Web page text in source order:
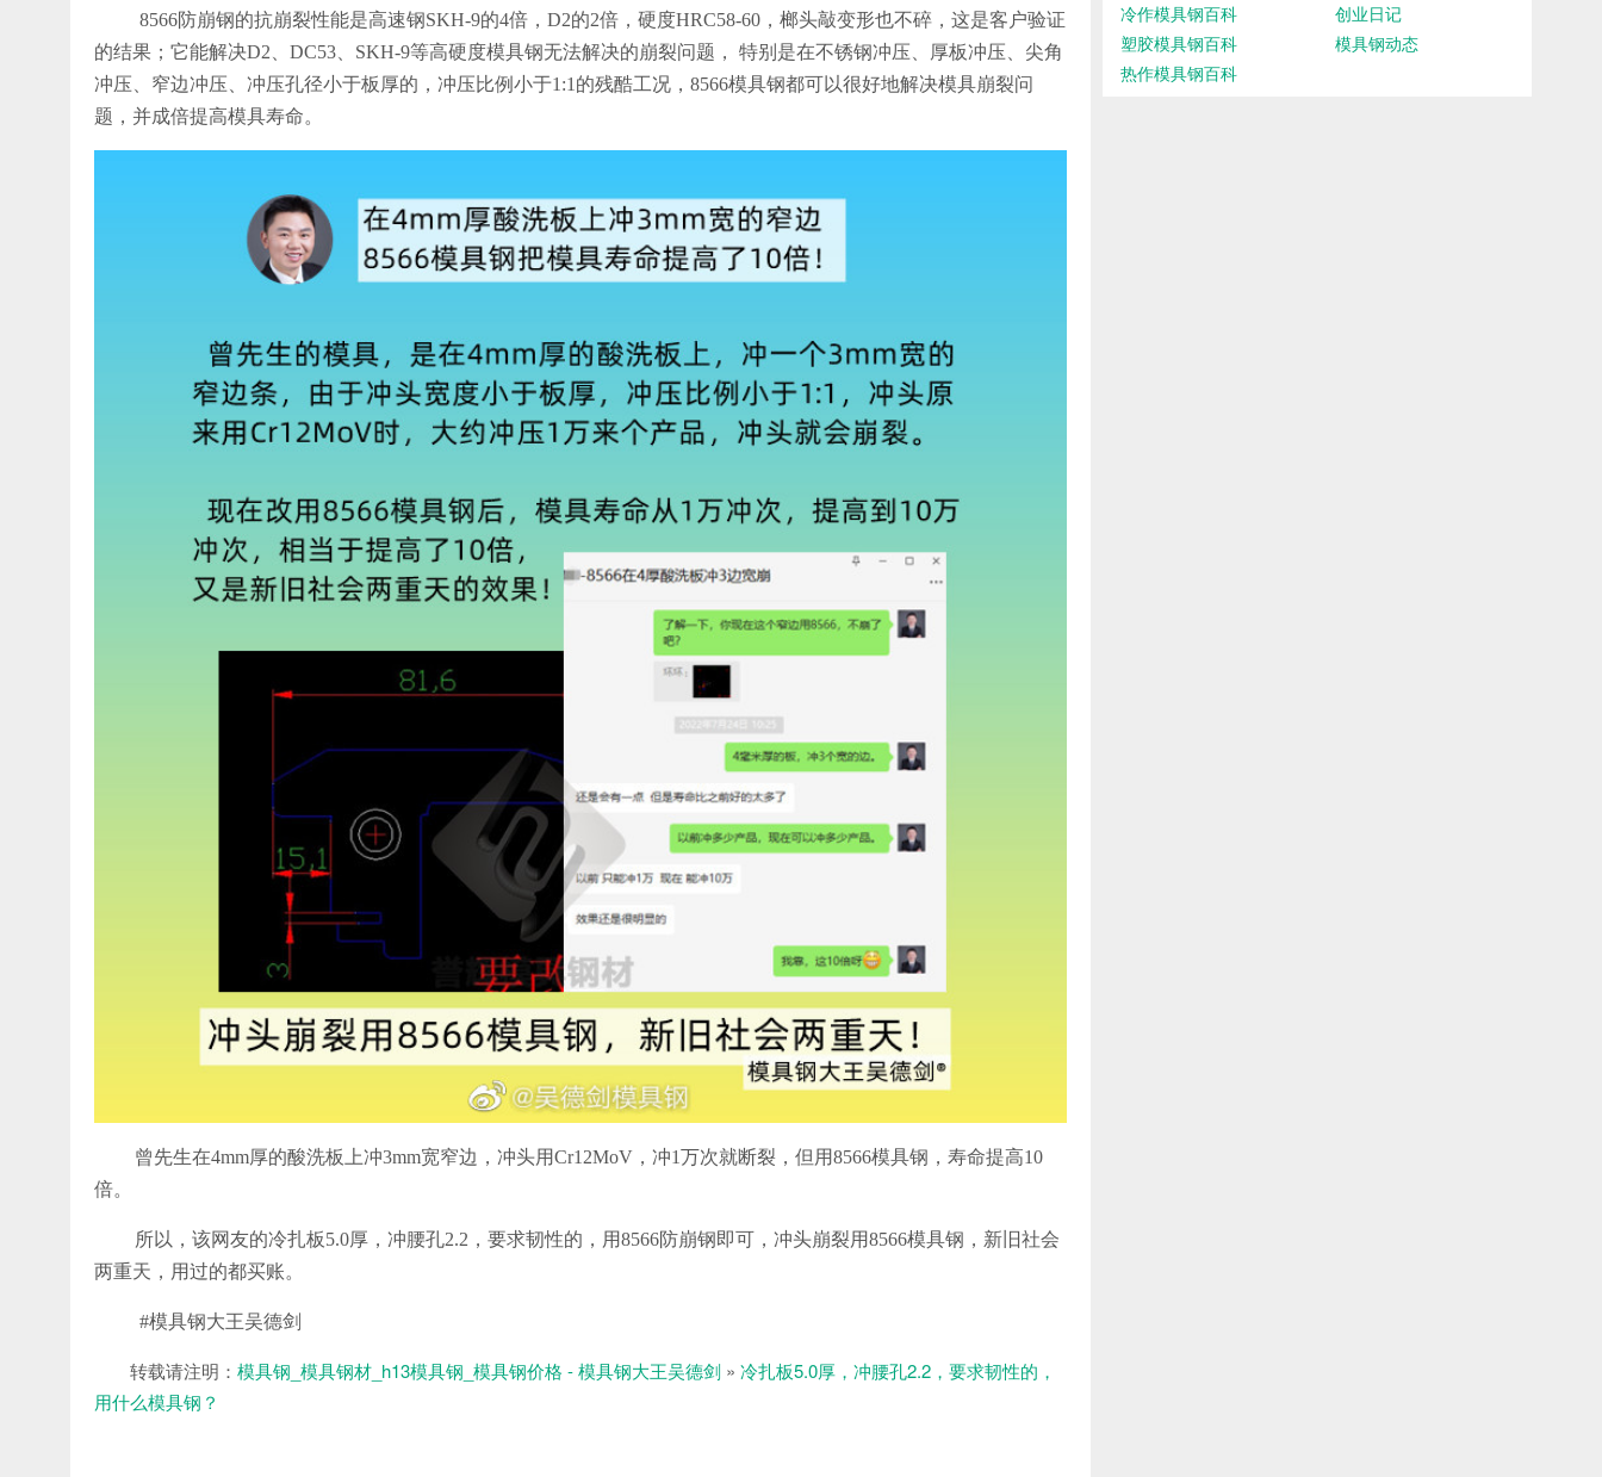
8566防崩钢的抗崩裂性能是高速钢SKH-9的4倍，D2的2倍，硬度HRC58-60，榔头敲变形也不碎，这是客户验证
的结果；它能解决D2、DC53、SKH-9等高硬度模具钢无法解决的崩裂问题， 特别是在不锈钢冲压、厚板冲压、尖角
冲压、窄边冲压、冲压孔径小于板厚的，冲压比例小于1:1的残酷工况，8566模具钢都可以很好地解决模具崩裂问
题，并成倍提高模具寿命。
曾先生在4mm厚的酸洗板上冲3mm宽窄边，冲头用Cr12MoV，冲1万次就断裂，但用8566模具钢，寿命提高10
倍。
所以，该网友的冷扎板5.0厚，冲腰孔2.2，要求韧性的，用8566防崩钢即可，冲头崩裂用8566模具钢，新旧社会
两重天，用过的都买账。
#模具钢大王吴德剑
转载请注明： 模具钢_模具钢材_h13模具钢_模具钢价格 - 模具钢大王吴德剑 » 冷扎板5.0厚，冲腰孔2.2，要求韧性的，
用什么模具钢？
冷作模具钢百科
创业日记
塑胶模具钢百科
模具钢动态
热作模具钢百科